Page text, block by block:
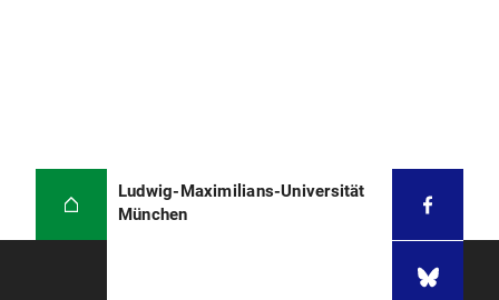
Ludwig-Maximilians-Universität
München